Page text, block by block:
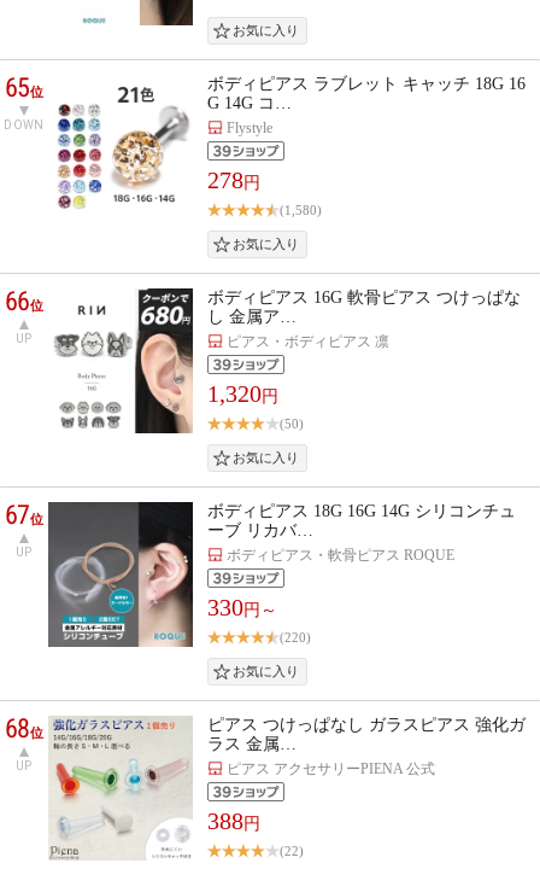
65位
DOWN
ボディピアス ラブレット キャッチ 18G 16
G 14G コ…
Flystyle
278円
(1,580)
66位
UP
ボディピアス 16G 軟骨ピアス つけっぱな
し 金属ア…
ピアス・ボディピアス 凛
1,320円
(50)
67位
UP
ボディピアス 18G 16G 14G シリコンチュ
ーブ リカバ…
ボディピアス・軟骨ピアス ROQUE
330円～
(220)
68位
UP
ピアス つけっぱなし ガラスピアス 強化ガ
ラス 金属…
ピアス アクセサリーPIENA 公式
388円
(22)